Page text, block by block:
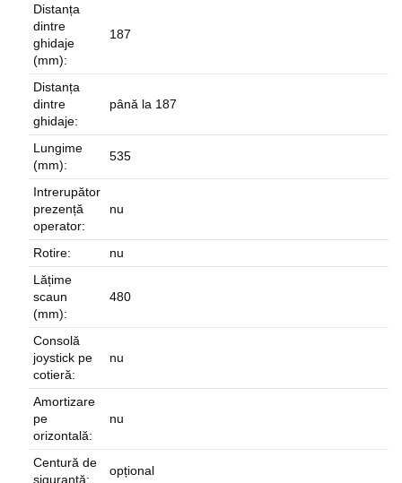
Distanța
dintre
ghidaje
(mm):
187
Distanța
dintre
ghidaje:
până la 187
Lungime
(mm):
535
Intrerupător
prezență
operator:
nu
Rotire:
nu
Lățime
scaun
(mm):
480
Consolă
joystick pe
cotieră:
nu
Amortizare
pe
orizontală:
nu
Centură de
siguranță:
opțional